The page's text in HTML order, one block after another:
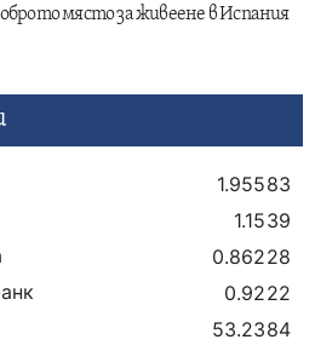
място за живеене в Испания
1.95583
1.1539
0.86228
0.9222
53.2384